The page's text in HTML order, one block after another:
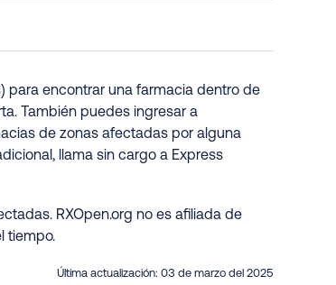
para encontrar una farmacia dentro de
También puedes ingresar a
de zonas afectadas por alguna
llama sin cargo a Express
RXOpen.org no es afiliada de
tiempo.
Última actualización: 03 de marzo del 2025